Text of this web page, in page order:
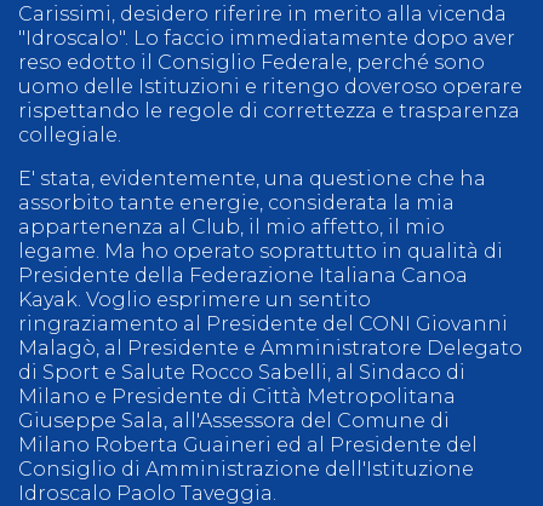
Carissimi, desidero riferire in merito alla vicenda
"Idroscalo". Lo faccio immediatamente dopo aver
reso edotto il Consiglio Federale, perché sono
uomo delle Istituzioni e ritengo doveroso operare
rispettando le regole di correttezza e trasparenza
collegiale.
E' stata, evidentemente, una questione che ha
assorbito tante energie, considerata la mia
appartenenza al Club, il mio affetto, il mio
legame. Ma ho operato soprattutto in qualità di
Presidente della Federazione Italiana Canoa
Kayak. Voglio esprimere un sentito
ringraziamento al Presidente del CONI Giovanni
Malagò, al Presidente e Amministratore Delegato
di Sport e Salute Rocco Sabelli, al Sindaco di
Milano e Presidente di Città Metropolitana
Giuseppe Sala, all'Assessora del Comune di
Milano Roberta Guaineri ed al Presidente del
Consiglio di Amministrazione dell'Istituzione
Idroscalo Paolo Taveggia.